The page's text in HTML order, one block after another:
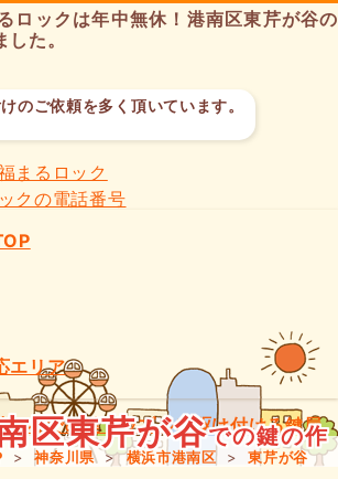
ロックは年中無休！港南区東芹が谷の
た。
のご依頼を多く頂いています。
エリア
区東芹が谷での鍵の作
>神奈川県>横浜市港南区 >東芹が谷